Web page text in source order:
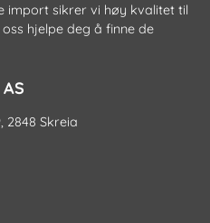
import sikrer vi høy kvalitet til
hjelpe deg å finne de
2848 Skreia